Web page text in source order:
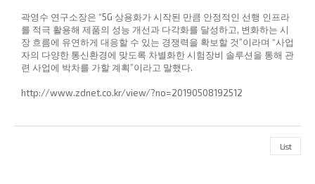
곽영수 연구소장은 “5G 상용화가 시작된 만큼 안정적인 선행 인프라
를 적극 활용해 제품의 성능 개선과 다각화를 달성하고, 변화하는 시
장 흐름에 유연하게 대응할 수 있는 경쟁력을 확보할 것”이라며 “사업
자의 다양한 통신환경에 맞도록 차별화한 시험장비 솔루션을 통해 관
련 사업에 박차를 가할 계획”이라고 말했다.
http://www.zdnet.co.kr/view/?no=20190508192512
List